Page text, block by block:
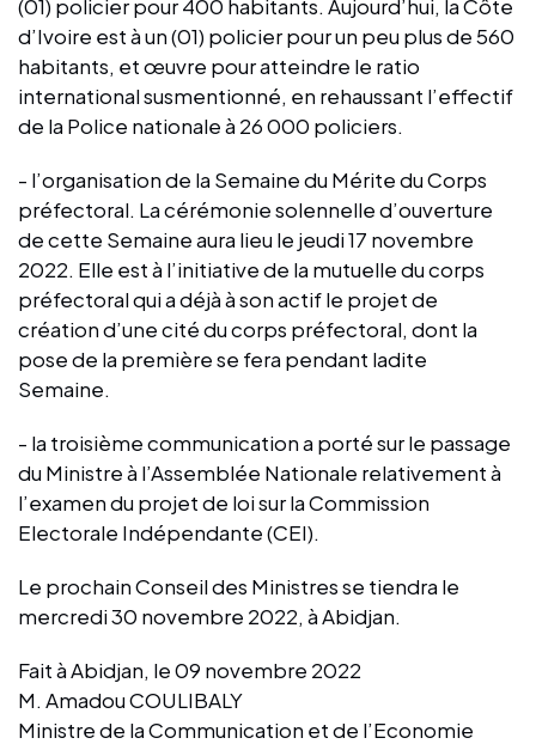
(01) policier pour 400 habitants. Aujourd’hui, la Côte
d’Ivoire est à un (01) policier pour un peu plus de 560
habitants, et œuvre pour atteindre le ratio
international susmentionné, en rehaussant l’effectif
de la Police nationale à 26 000 policiers.
- l’organisation de la Semaine du Mérite du Corps
préfectoral. La cérémonie solennelle d’ouverture
de cette Semaine aura lieu le jeudi 17 novembre
2022. Elle est à l’initiative de la mutuelle du corps
préfectoral qui a déjà à son actif le projet de
création d’une cité du corps préfectoral, dont la
pose de la première se fera pendant ladite
Semaine.
- la troisième communication a porté sur le passage
du Ministre à l’Assemblée Nationale relativement à
l’examen du projet de loi sur la Commission
Electorale Indépendante (CEI).
Le prochain Conseil des Ministres se tiendra le
mercredi 30 novembre 2022, à Abidjan.
Fait à Abidjan, le 09 novembre 2022
M. Amadou COULIBALY
Ministre de la Communication et de l’Economie